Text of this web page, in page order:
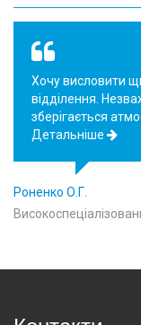
Хочу висловити
відділення.
зберігається
Детальніше
Роненко О.Г.